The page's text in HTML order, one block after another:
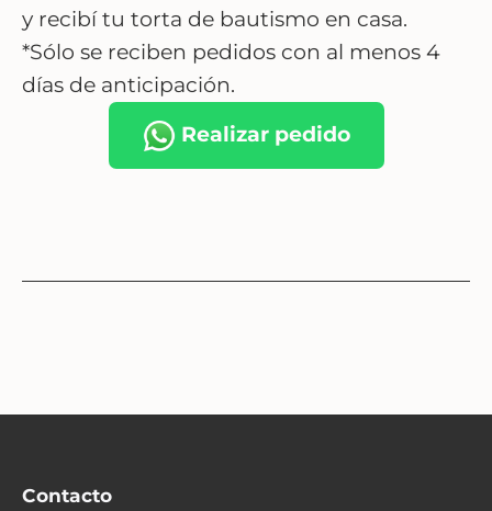
y recibí tu torta de bautismo en casa.
*Sólo se reciben pedidos con al menos 4
días de anticipación.
Realizar pedido
Contacto